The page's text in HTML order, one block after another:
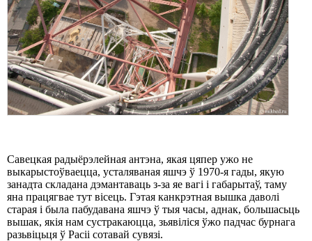
Савецкая радыёрэлейная антэна, якая цяпер ужо не
выкарыстоўваецца, усталяваная яшчэ ў 1970-я гады, якую
занадта складана дэмантаваць з-за яе вагі і габарытаў, таму
яна працягвае тут вісець. Гэтая канкрэтная вышка даволі
старая і была пабудавана яшчэ ў тыя часы, аднак, большасьць
вышак, якія нам сустракаюцца, зьявіліся ўжо падчас бурнага
разьвіцьця ў Расіі сотавай сувязі.